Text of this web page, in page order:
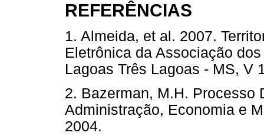
REFERÊNCIAS
1. Almeida, et al. 2007.
Eletrônica da Associação
Lagoas Três Lagoas - MS, V
2. Bazerman, M.H. Processo
Administração, Economia e
2004.